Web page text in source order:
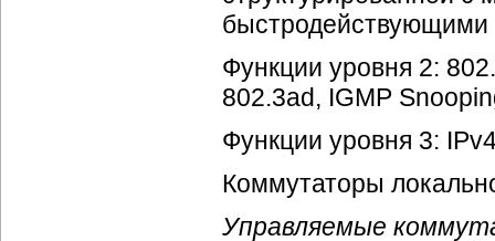
быстродействующими
Функции уровня 2:
802.3ad, IGMP
Функции уровня 3:
Коммутаторы
Управляемые